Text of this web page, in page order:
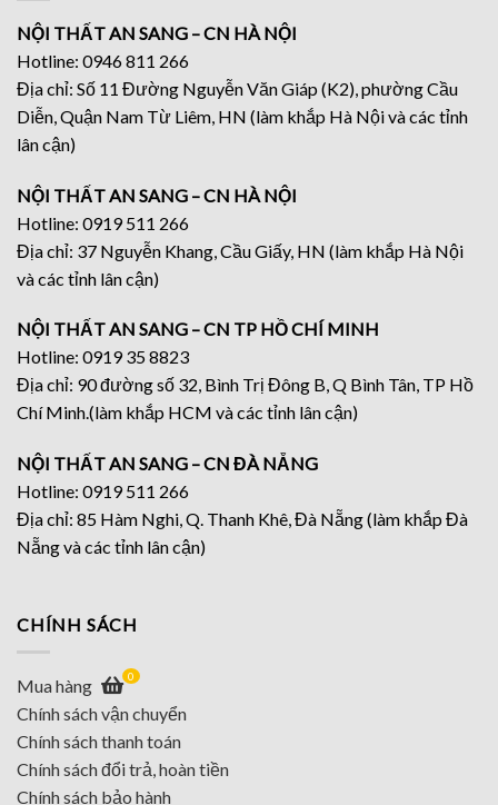
NỘI THẤT AN SANG – CN HÀ NỘI
Hotline: 0946 811 266
Địa chỉ: Số 11 Đường Nguyễn Văn Giáp (K2), phường Cầu
Diễn, Quận Nam Từ Liêm, HN (làm khắp Hà Nội và các tỉnh
lân cận)
NỘI THẤT AN SANG – CN HÀ NỘI
Hotline: 0919 511 266
Địa chỉ: 37 Nguyễn Khang, Cầu Giấy, HN (làm khắp Hà Nội
và các tỉnh lân cận)
NỘI THẤT AN SANG – CN TP HỒ CHÍ MINH
Hotline: 0919 35 8823
Địa chỉ: 90 đường số 32, Bình Trị Đông B, Q Bình Tân, TP Hồ
Chí Minh.(làm khắp HCM và các tỉnh lân cận)
NỘI THẤT AN SANG – CN ĐÀ NẴNG
Hotline: 0919 511 266
Địa chỉ: 85 Hàm Nghi, Q. Thanh Khê, Đà Nẵng (làm khắp Đà
Nẵng và các tỉnh lân cận)
CHÍNH SÁCH
Mua hàng 0
Chính sách vận chuyển
Chính sách thanh toán
Chính sách đổi trả, hoàn tiền
Chính sách bảo hành